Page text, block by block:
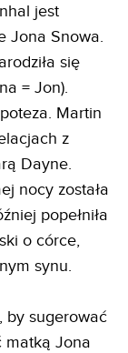
jest
Jona Snowa.
się
= Jon).
Martin
z
Dayne.
nocy została
popełniła
o córce,
synu.
by sugerować
matką Jona